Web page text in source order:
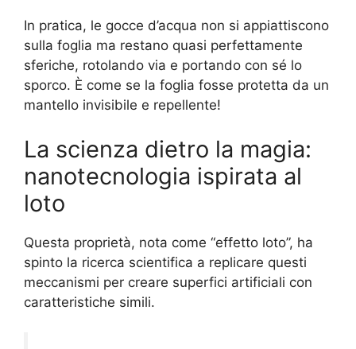
In pratica, le gocce d’acqua non si appiattiscono
sulla foglia ma restano quasi perfettamente
sferiche, rotolando via e portando con sé lo
sporco. È come se la foglia fosse protetta da un
mantello invisibile e repellente!
La scienza dietro la magia:
nanotecnologia ispirata al
loto
Questa proprietà, nota come “effetto loto”, ha
spinto la ricerca scientifica a replicare questi
meccanismi per creare superfici artificiali con
caratteristiche simili.